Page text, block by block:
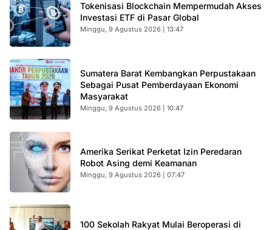
Tokenisasi Blockchain Mempermudah Akses
Investasi ETF di Pasar Global
Minggu, 9 Agustus 2026 | 13:47
Sumatera Barat Kembangkan Perpustakaan
Sebagai Pusat Pemberdayaan Ekonomi
Masyarakat
Minggu, 9 Agustus 2026 | 10:47
Amerika Serikat Perketat Izin Peredaran
Robot Asing demi Keamanan
Minggu, 9 Agustus 2026 | 07:47
100 Sekolah Rakyat Mulai Beroperasi di